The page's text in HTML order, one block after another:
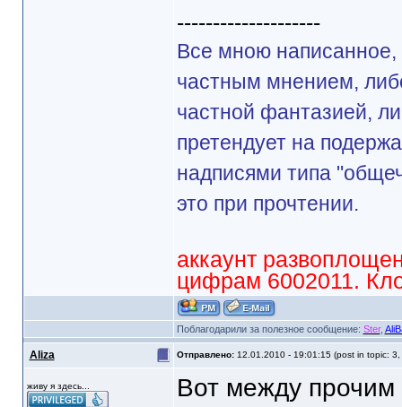
--------------------
Все мною написанное,
частным мнением,
частной фантазией,
претендует на
надписями типа
это при прочтении.
аккаунт
цифрам 6002011.
Поблагодарили за полезное сообщение: Ster,
Aliza Отправлено: 12.01.2010 - 19:01:15 (post in topic: 3,
живу я здесь...
Вот между прочим